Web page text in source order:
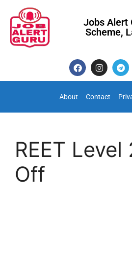
Jobs Alert
Scheme,
About Contact
REET Level
Off